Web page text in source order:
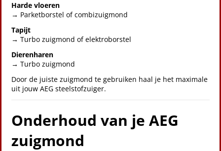
Harde vloeren
→ Parketborstel of combizuigmond
Tapijt
→ Turbo zuigmond of elektroborstel
Dierenharen
→ Turbo zuigmond
Door de juiste zuigmond te gebruiken haal je het maximale
uit jouw AEG steelstofzuiger.
Onderhoud van je AEG
zuigmond